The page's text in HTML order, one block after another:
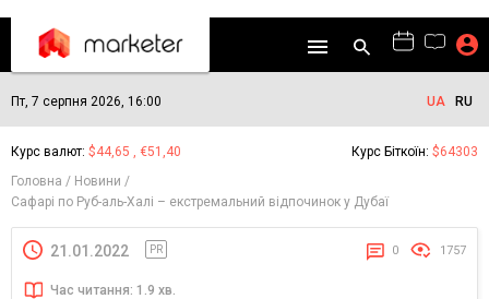
Пт, 7 серпня 2026, 16:00 UA RU
Курс валют: $44,65 , €51,40 Курс Біткоїн: $64303
Головна
Новини
Сафарі по Руб-аль-Халі – екстремальний відпочинок у Дубаї
21.01.2022 PR 0 1757
Час читання: 1.9 хв.